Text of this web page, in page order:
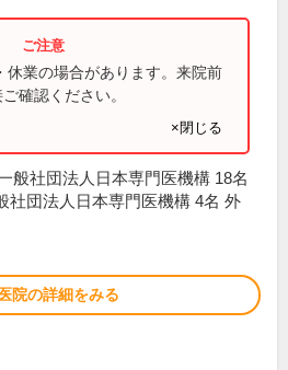
休業の場合があります。来院前
確認ください。
×閉じる
般社団法人日本専門医機構 18名
社団法人日本専門医機構 4名 外
院の詳細をみる